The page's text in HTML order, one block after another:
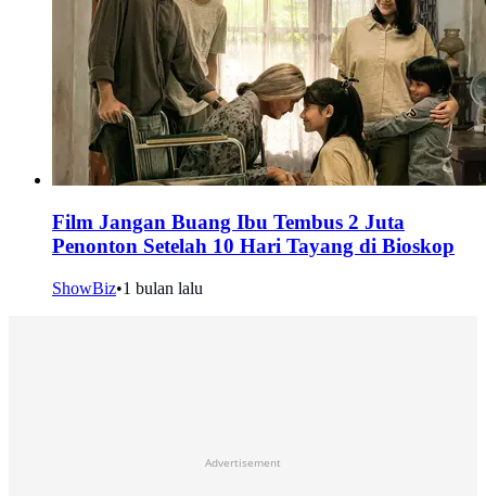
Film Jangan Buang Ibu Tembus 2 Juta
Penonton Setelah 10 Hari Tayang di Bioskop
ShowBiz•1 bulan lalu
Advertisement